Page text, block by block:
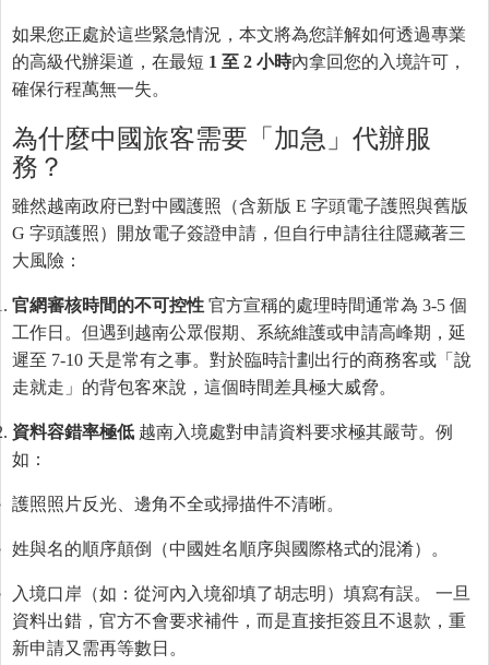
如果您正處於這些緊急情況，本文將為您詳解如何透過專業
的高級代辦渠道，在最短 1 至 2 小時內拿回您的入境許可，
確保行程萬無一失。
為什麼中國旅客需要「加急」代辦服
務？
雖然越南政府已對中國護照（含新版 E 字頭電子護照與舊版
G 字頭護照）開放電子簽證申請，但自行申請往往隱藏著三
大風險：
官網審核時間的不可控性 官方宣稱的處理時間通常為 3-5 個
工作日。但遇到越南公眾假期、系統維護或申請高峰期，延
遲至 7-10 天是常有之事。對於臨時計劃出行的商務客或「說
走就走」的背包客來說，這個時間差具極大威脅。
資料容錯率極低 越南入境處對申請資料要求極其嚴苛。例
如：
護照照片反光、邊角不全或掃描件不清晰。
姓與名的順序顛倒（中國姓名順序與國際格式的混淆）。
入境口岸（如：從河內入境卻填了胡志明）填寫有誤。 一旦
資料出錯，官方不會要求補件，而是直接拒簽且不退款，重
新申請又需再等數日。